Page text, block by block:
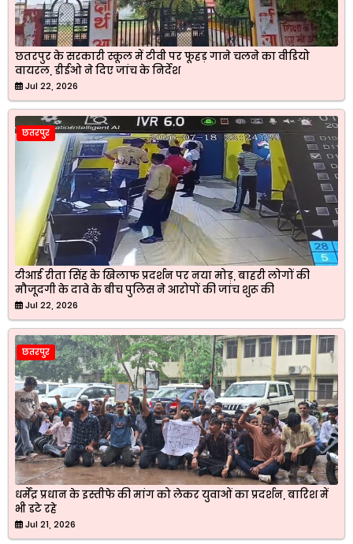
छतरपुर के सरकारी स्कूल में टीवी पर फूहड़ गाने चलने का वीडियो
वायरल, डीईओ ने दिए जांच के निर्देश
Jul 22, 2026
छतरपुर
टीआई रीता सिंह के खिलाफ प्रदर्शन पर नया मोड़, बाहरी लोगों की
मौजूदगी के दावे के बीच पुलिस ने आरोपों की जांच शुरू की
Jul 22, 2026
छतरपुर
धर्मेंद्र प्रधान के इस्तीफे की मांग को लेकर युवाओं का प्रदर्शन, बारिश में
भी डटे रहे
Jul 21, 2026